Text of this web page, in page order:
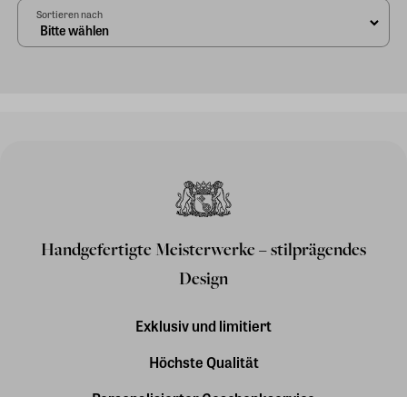
Sortieren nach
Handgefertigte Meisterwerke – stilprägendes
Design
Exklusiv und limitiert
Höchste Qualität